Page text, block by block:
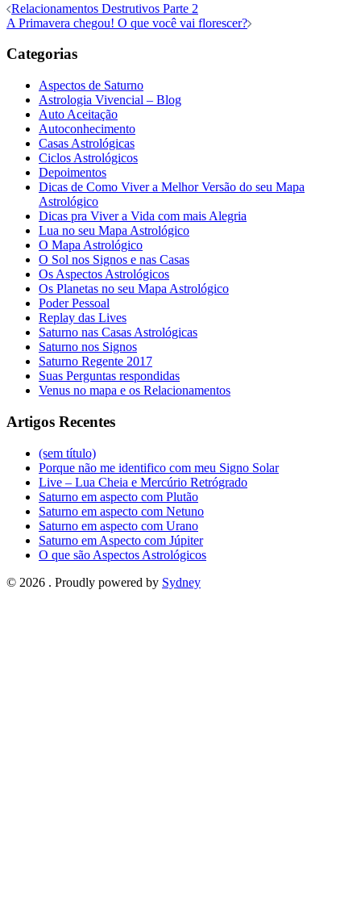
Relacionamentos Destrutivos Parte 2
A Primavera chegou! O que você vai florescer?
Categorias
Aspectos de Saturno
Astrologia Vivencial – Blog
Auto Aceitação
Autoconhecimento
Casas Astrológicas
Ciclos Astrológicos
Depoimentos
Dicas de Como Viver a Melhor Versão do seu Mapa
Astrológico
Dicas pra Viver a Vida com mais Alegria
Lua no seu Mapa Astrológico
O Mapa Astrológico
O Sol nos Signos e nas Casas
Os Aspectos Astrológicos
Os Planetas no seu Mapa Astrológico
Poder Pessoal
Replay das Lives
Saturno nas Casas Astrológicas
Saturno nos Signos
Saturno Regente 2017
Suas Perguntas respondidas
Venus no mapa e os Relacionamentos
Artigos Recentes
(sem título)
Porque não me identifico com meu Signo Solar
Live – Lua Cheia e Mercúrio Retrógrado
Saturno em aspecto com Plutão
Saturno em aspecto com Netuno
Saturno em aspecto com Urano
Saturno em Aspecto com Júpiter
O que são Aspectos Astrológicos
© 2026 . Proudly powered by Sydney